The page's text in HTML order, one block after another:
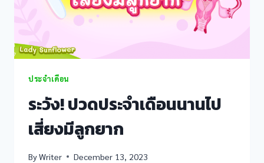
ประจำเดือน
ระวัง! ปวดประจำเดือนนานไป
เสี่ยงมีลูกยาก
ByWriter December 13, 2023